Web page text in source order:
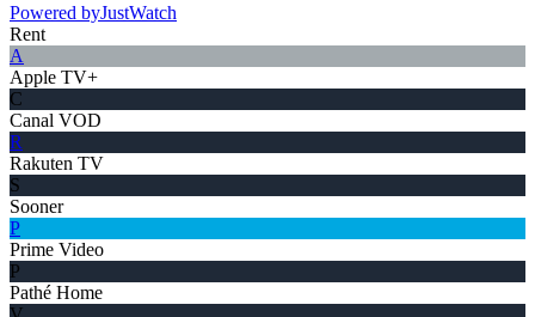
Powered byJustWatch
Rent
A
Apple TV+
C
Canal VOD
R
Rakuten TV
S
Sooner
P
Prime Video
P
Pathé Home